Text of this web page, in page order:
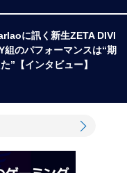
に訊く新生ZETA DIVI
のパフォーマンスは“期
”【インタビュー】